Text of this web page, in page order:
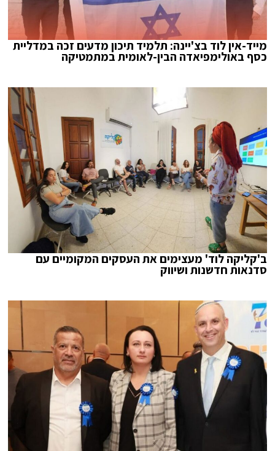
מייד-אין לוד בצ'יינה: תלמיד תיכון מדעים זכה במדליית
כסף באולימפיאדה הבין-לאומית במתמטיקה
ב'קליקה לוד' מעצימים את העסקים המקומיים עם
סדנאות חדשנות ושיווק